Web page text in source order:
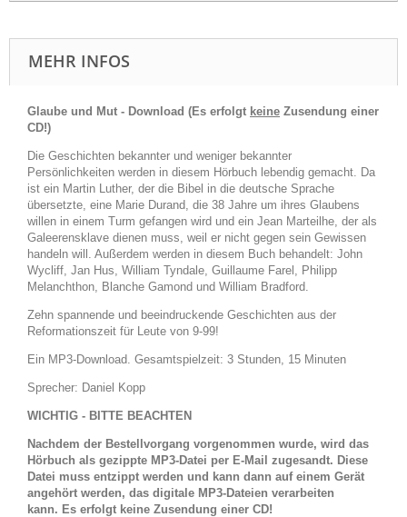
MEHR INFOS
Glaube und Mut - Download (Es erfolgt keine Zusendung einer
CD!)
Die Geschichten bekannter und weniger bekannter
Persönlichkeiten werden in diesem Hörbuch lebendig gemacht. Da
ist ein Martin Luther, der die Bibel in die deutsche Sprache
übersetzte, eine Marie Durand, die 38 Jahre um ihres Glaubens
willen in einem Turm gefangen wird und ein Jean Marteilhe, der als
Galeerensklave dienen muss, weil er nicht gegen sein Gewissen
handeln will. Außerdem werden in diesem Buch behandelt: John
Wycliff, Jan Hus, William Tyndale, Guillaume Farel, Philipp
Melanchthon, Blanche Gamond und William Bradford.
Zehn spannende und beeindruckende Geschichten aus der
Reformationszeit für Leute von 9-99!
Ein MP3-Download. Gesamtspielzeit: 3 Stunden, 15 Minuten
Sprecher: Daniel Kopp
WICHTIG - BITTE BEACHTEN
Nachdem der Bestellvorgang vorgenommen wurde, wird das
Hörbuch als gezippte MP3-Datei per E-Mail zugesandt. Diese
Datei muss entzippt werden und kann dann auf einem Gerät
angehört werden, das digitale MP3-Dateien verarbeiten
kann. Es erfolgt keine Zusendung einer CD!